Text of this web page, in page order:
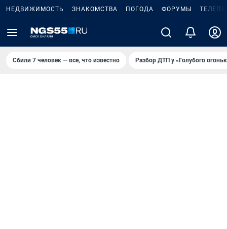
НЕДВИЖИМОСТЬ ЗНАКОМСТВА ПОГОДА ФОРУМЫ
Сбили 7 человек — все, что известно Разбор ДТП у «Голубого